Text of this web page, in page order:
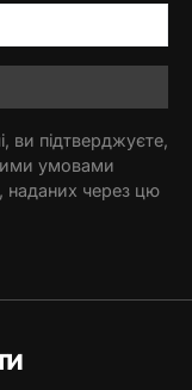
ви підтверджуєте,
умовами
наданих через цю